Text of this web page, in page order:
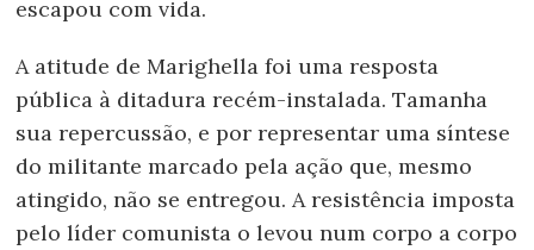
escapou com vida.
A atitude de Marighella foi uma resposta
pública à ditadura recém-instalada. Tamanha
sua repercussão, e por representar uma síntese
do militante marcado pela ação que, mesmo
atingido, não se entregou. A resistência imposta
pelo líder comunista o levou num corpo a corpo